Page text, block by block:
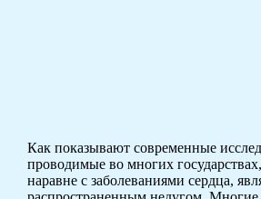
Как показывают современные
проводимые во многих
наравне с заболеваниями сердца,